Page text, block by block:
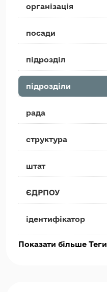
організація
посади
підрозділ
підрозділи
рада
структура
штат
ЄДРПОУ
ідентифікатор
Показати більше Теги